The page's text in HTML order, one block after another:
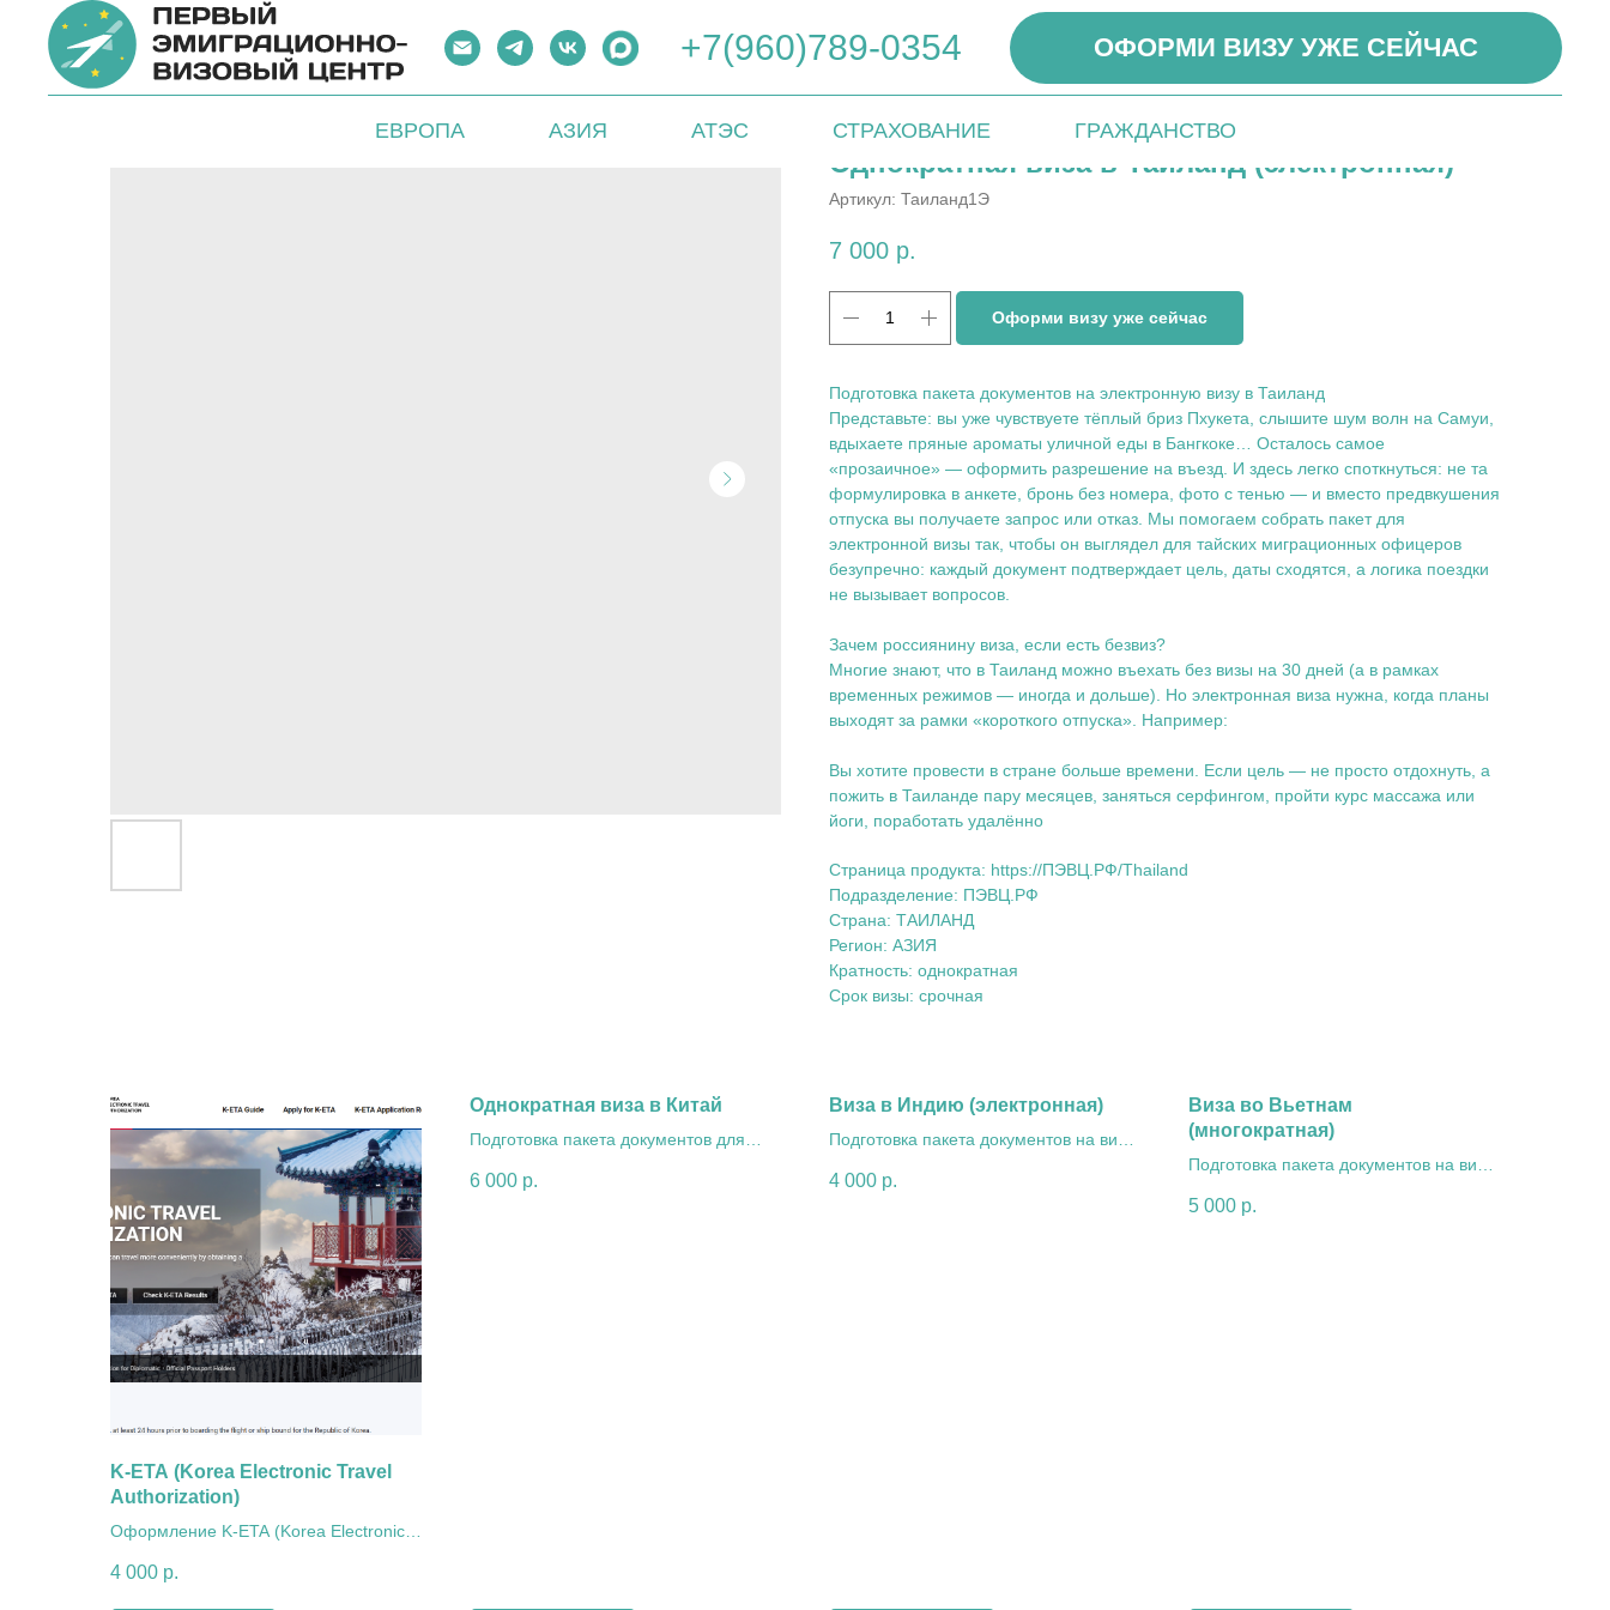
+7(960)789-0354 ОФОРМИ ВИЗУ УЖЕ СЕЙЧАС
ЕВРОПА АЗИЯ АТЭС СТРАХОВАНИЕ ГРАЖДАНСТВО
Однократная виза в Таиланд (электронная)
Артикул: Таиланд1Э
7 000 р.
Оформи визу уже сейчас
Подготовка пакета документов на электронную визу в Таиланд
Представьте: вы уже чувствуете тёплый бриз Пхукета, слышите шум волн на Самуи,
вдыхаете пряные ароматы уличной еды в Бангкоке… Осталось самое
«прозаичное» — оформить разрешение на въезд. И здесь легко споткнуться: не та
формулировка в анкете, бронь без номера, фото с тенью — и вместо предвкушения
отпуска вы получаете запрос или отказ. Мы помогаем собрать пакет для
электронной визы так, чтобы он выглядел для тайских миграционных офицеров
безупречно: каждый документ подтверждает цель, даты сходятся, а логика поездки
не вызывает вопросов.
Зачем россиянину виза, если есть безвиз?
Многие знают, что в Таиланд можно въехать без визы на 30 дней (а в рамках
временных режимов — иногда и дольше). Но электронная виза нужна, когда планы
выходят за рамки «короткого отпуска». Например:
Вы хотите провести в стране больше времени. Если цель — не просто отдохнуть, а
пожить в Таиланде пару месяцев, заняться серфингом, пройти курс массажа или
йоги, поработать удалённо
Страница продукта: https://ПЭВЦ.РФ/Thailand
Подразделение: ПЭВЦ.РФ
Страна: ТАИЛАНД
Регион: АЗИЯ
Кратность: однократная
Срок визы: срочная
K-ETA (Korea Electronic Travel
Authorization)
Оформление K-ETA (Korea Electronic
4 000 р.
Однократная виза в Китай
Подготовка пакета документов для
6 000 р.
Виза в Индию (электронная)
Подготовка пакета документов на визу
4 000 р.
Виза во Вьетнам
(многократная)
Подготовка пакета документов на визу
5 000 р.